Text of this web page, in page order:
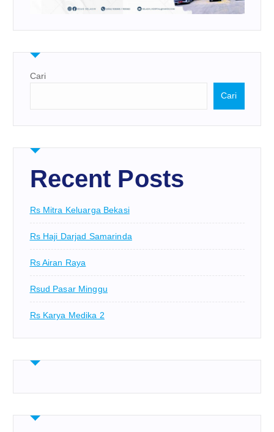
Cari
Cari
Recent Posts
Rs Mitra Keluarga Bekasi
Rs Haji Darjad Samarinda
Rs Airan Raya
Rsud Pasar Minggu
Rs Karya Medika 2